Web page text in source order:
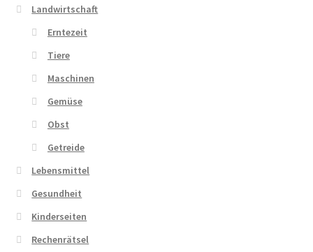
Mein Konto
Über Rätselkind
Versandarten
Warenkorb
Widerrufsbelehrung
Landwirtschaft
Erntezeit
Tiere
Maschinen
Gemüse
Obst
Getreide
Lebensmittel
Gesundheit
Kinderseiten
Rechenrätsel